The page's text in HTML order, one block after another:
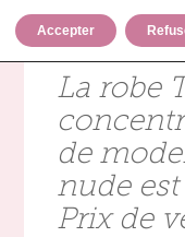
La robe
de
nude
Prix de
Accepter